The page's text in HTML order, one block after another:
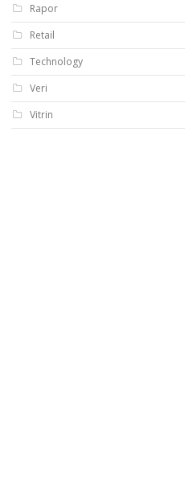
Rapor
Retail
Technology
Veri
Vitrin